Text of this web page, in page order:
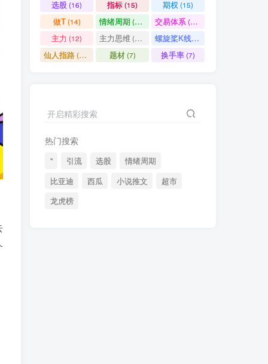
选股(16) 指标(15) 期权 (15)
做T(14) 情绪周期 (14) 交易体系(12)
主力 (12) 主力思维 (12) 螺旋桨K线
(11)
仙人指路(10) 题材(7) 换手率(7)
开启精彩搜索
热门搜索
" 引流 选股
情绪周期
比亚迪
西瓜 小说推文
超市
龙虎榜
热门文章 最新发布 随机推荐
1 超级简单！同花顺K线界面显示行业概念指标代码图解
2 股票打板、上板、封板、翘板、炸板是什么意思？炒股你必须懂的暗语！
短线交易必须要懂的术语有哪些？股票分时水上、水下是什么意思？
6 全程图解超详细！何为打板以及打板战法的精髓